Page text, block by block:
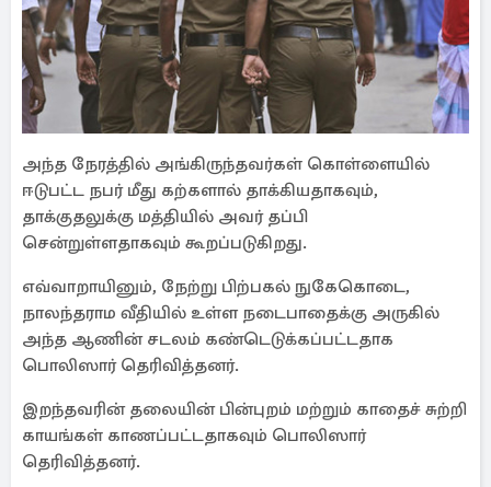
அந்த நேரத்தில் அங்கிருந்தவர்கள் கொள்ளையில்
ஈடுபட்ட நபர் மீது கற்களால் தாக்கியதாகவும்,
தாக்குதலுக்கு மத்தியில் அவர் தப்பி
சென்றுள்ளதாகவும் கூறப்படுகிறது.
எவ்வாறாயினும், நேற்று பிற்பகல் நுகேகொடை,
நாலந்தராம வீதியில் உள்ள நடைபாதைக்கு அருகில்
அந்த ஆணின் சடலம் கண்டெடுக்கப்பட்டதாக
பொலிஸார் தெரிவித்தனர்.
இறந்தவரின் தலையின் பின்புறம் மற்றும் காதைச் சுற்றி
காயங்கள் காணப்பட்டதாகவும் பொலிஸார்
தெரிவித்தனர்.